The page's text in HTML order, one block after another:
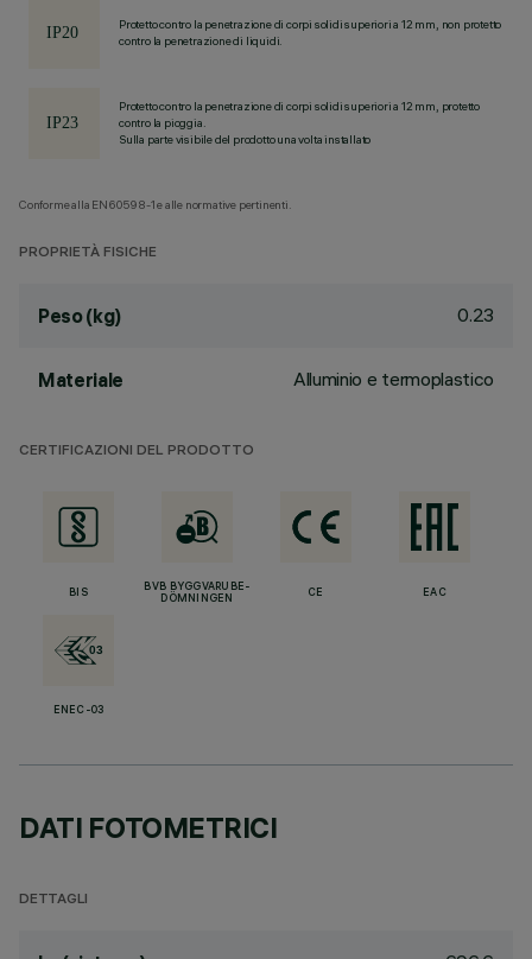
Protetto contro la penetrazione di corpi solidi superiori a 12 mm, non protetto
contro la penetrazione di liquidi.
Protetto contro la penetrazione di corpi solidi superiori a 12 mm, protetto
contro la pioggia.
Sulla parte visibile del prodotto una volta installato
Conforme alla EN60598-1 e alle normative pertinenti.
PROPRIETÀ FISICHE
Peso (kg) 0.23
Materiale Alluminio e termoplastico
CERTIFICAZIONI DEL PRODOTTO
BIS
BVB BYGGVARUBE-
DÖMNINGEN
CE EAC
ENEC-03
DATI FOTOMETRICI
DETTAGLI